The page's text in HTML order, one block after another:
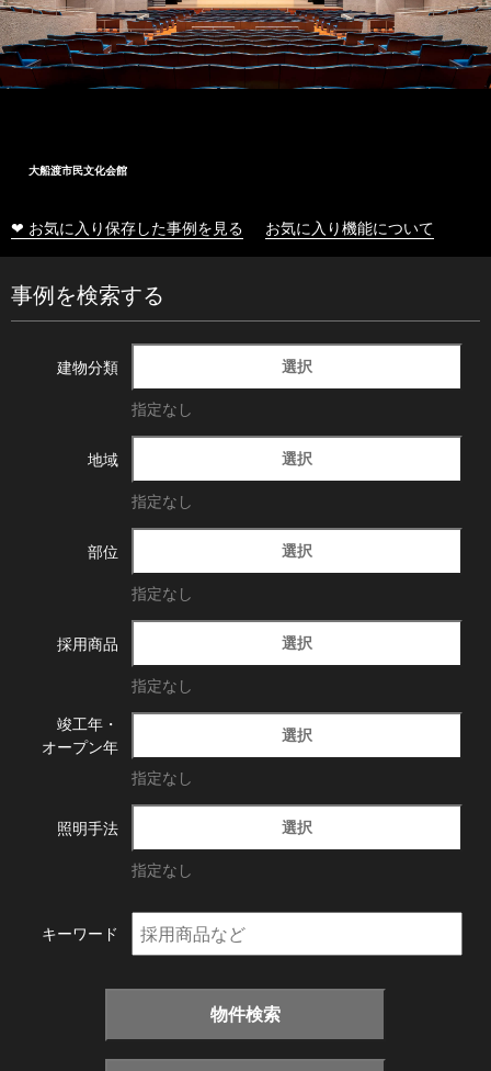
大船渡市民文化会館
❤ お気に入り保存した事例を見る お気に入り機能について
事例を検索する
建物分類 選択
指定なし
地域 選択
指定なし
部位 選択
指定なし
採用商品 選択
指定なし
竣工年・
オープン年
選択
指定なし
照明手法 選択
指定なし
キーワード
物件検索